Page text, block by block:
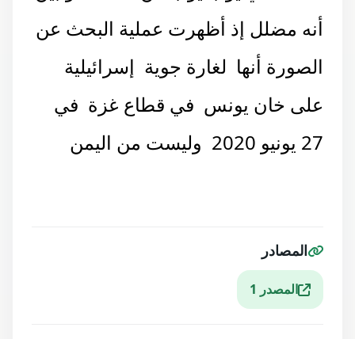
أنه مضلل إذ أظهرت عملية البحث عن
الصورة أنها لغارة جوية إسرائيلية
على خان يونس في قطاع غزة في
27 يونيو 2020 وليست من اليمن
المصادر
المصدر 1